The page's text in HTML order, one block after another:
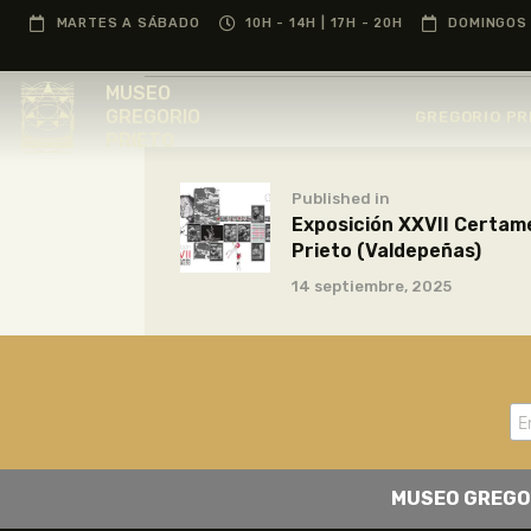
MARTES A SÁBADO 10H - 14H | 17H - 20H
MUSEO
Published in
Exposición XXVII
Prieto (Valdepeñas)
14 septiembre, 2025
MUSEO